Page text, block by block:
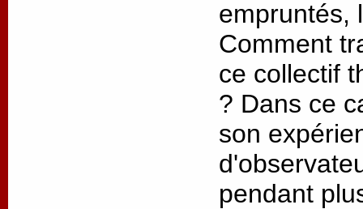
empruntés,
Comment
ce collectif
? Dans ce
son
pendant